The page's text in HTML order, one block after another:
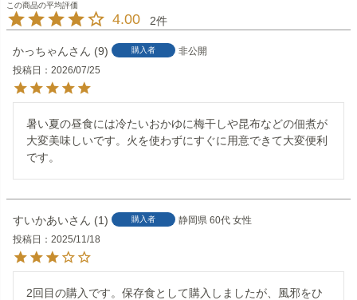
4.00 2
かっちゃん 9 購入者
非公開
投稿日
2026/07/25
暑い夏の昼食には冷たいおかゆに梅干しや昆布などの佃煮が
大変美味しいです。火を使わずにすぐに用意できて大変便利
です。
すいかあい 1 購入者 静岡県 60代 女性
投稿日
2025/11/18
2回目の購入です。保存食として購入しましたが、風邪をひ